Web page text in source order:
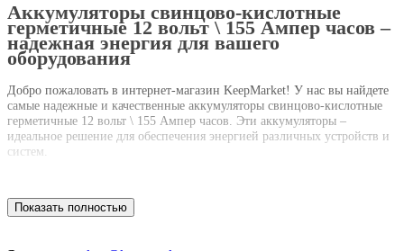
Аккумуляторы свинцово-кислотные
герметичные 12 вольт \ 155 Ампер часов –
надежная энергия для вашего
оборудования
Добро пожаловать в интернет-магазин KeepMarket! У нас вы найдете
самые надежные и качественные аккумуляторы свинцово-кислотные
герметичные 12 вольт \ 155 Ампер часов. Эти аккумуляторы –
идеальное решение для обеспечения энергией различных устройств и
систем.
отличаются высокой емкостью и долгим сроком службы. Благодаря
своей герметичной конструкции, они обеспечивают надежную работу
Показать полностью